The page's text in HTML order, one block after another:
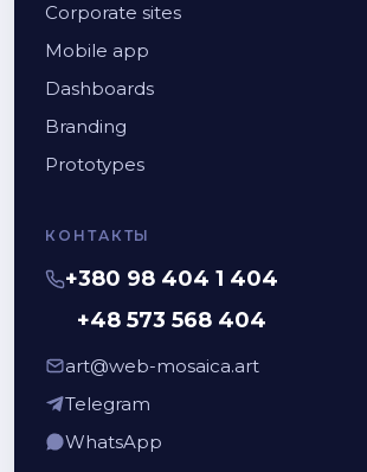
Corporate sites
Mobile app
Dashboards
Branding
Prototypes
КОНТАКТЫ
+380 98 404 1 404
+48 573 568 404
art@web-mosaica.art
Telegram
WhatsApp